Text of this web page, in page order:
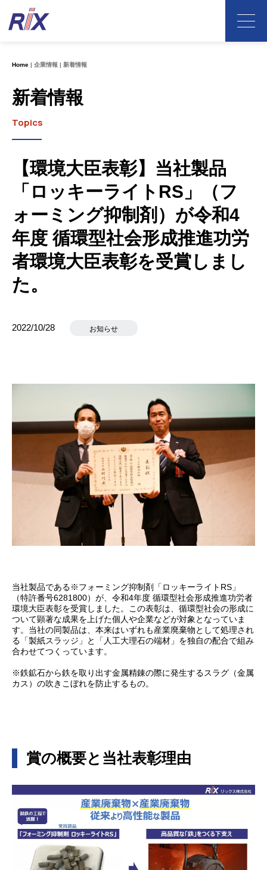
Home 企業情報 新着情報
新着情報
Topics
【環境大臣表彰】当社製品
「ロッキーライトRS」（フ
ォーミング抑制剤）が令和4
年度 循環型社会形成推進功労
者環境大臣表彰を受賞しまし
た。
2022/10/28 お知らせ
当社製品である※フォーミング抑制剤「ロッキーライトRS」
（特許番号6281800）が、令和4年度 循環型社会形成推進功労者
環境大臣表彰を受賞しました。この表彰は、循環型社会の形成に
ついて顕著な成果を上げた個人や企業などが対象となっていま
す。当社の同製品は、本来はいずれも産業廃棄物として処理され
る「製紙スラッジ」と「人工大理石の端材」を独自の配合で組み
合わせてつくっています。
※鉄鉱石から鉄を取り出す金属精錬の際に発生するスラグ（金属
カス）の吹きこぼれを防止するもの。
賞の概要と当社表彰理由